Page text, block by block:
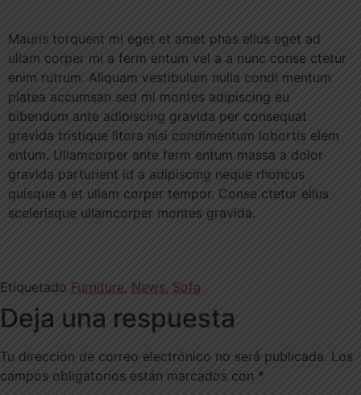
Mauris torquent mi eget et amet phas ellus eget ad
ullam corper mi a ferm entum vel a a nunc conse ctetur
enim rutrum. Aliquam vestibulum nulla condi mentum
platea accumsan sed mi montes adipiscing eu
bibendum ante adipiscing gravida per consequat
gravida tristique litora nisi condimentum lobortis elem
entum. Ullamcorper ante ferm entum massa a dolor
gravida parturient id a adipiscing neque rhoncus
quisque a et ullam corper tempor. Conse ctetur ellus
scelerisque ullamcorper montes gravida.
Etiquetado Furniture, News, Sofa
Deja una respuesta
Tu dirección de correo electrónico no será publicada. Los
campos obligatorios están marcados con *